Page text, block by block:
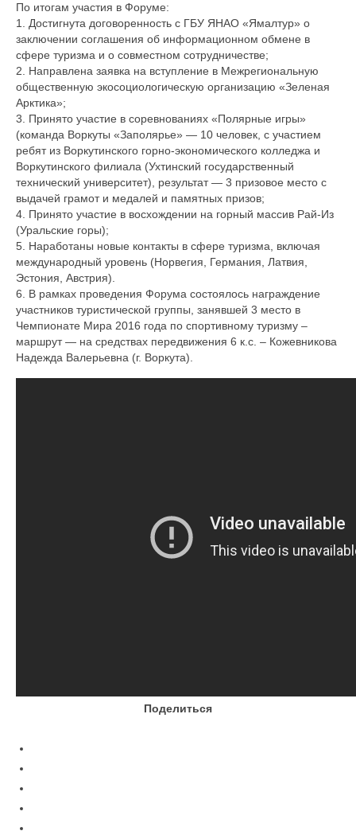
По итогам участия в Форуме:
1. Достигнута договоренность с ГБУ ЯНАО «Ямалтур» о
заключении соглашения об информационном обмене в
сфере туризма и о совместном сотрудничестве;
2. Направлена заявка на вступление в Межрегиональную
общественную экосоциологическую организацию «Зеленая
Арктика»;
3. Принято участие в соревнованиях «Полярные игры»
(команда Воркуты «Заполярье» — 10 человек, с участием
ребят из Воркутинского горно-экономического колледжа и
Воркутинского филиала (Ухтинский государственный
технический университет), результат — 3 призовое место с
выдачей грамот и медалей и памятных призов;
4. Принято участие в восхождении на горный массив Рай-Из
(Уральские горы);
5. Наработаны новые контакты в сфере туризма, включая
международный уровень (Норвегия, Германия, Латвия,
Эстония, Австрия).
6. В рамках проведения Форума состоялось награждение
участников туристической группы, занявшей 3 место в
Чемпионате Мира 2016 года по спортивному туризму –
маршрут — на средствах передвижения 6 к.с. – Кожевникова
Надежда Валерьевна (г. Воркута).
Поделиться